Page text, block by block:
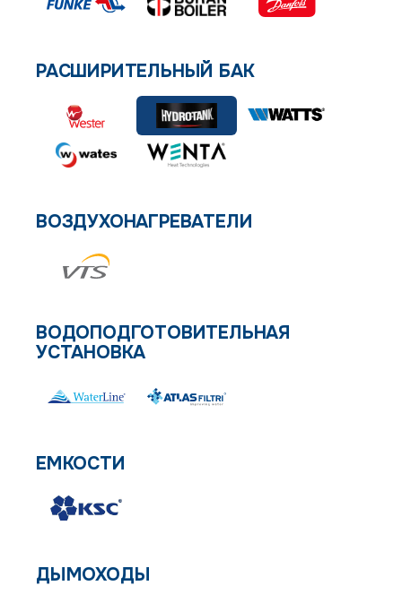
РАСШИРИТЕЛЬНЫЙ БАК
ВОЗДУХОНАГРЕВАТЕЛИ
ВОДОПОДГОТОВИТЕЛЬНАЯ
УСТАНОВКА
ЕМКОСТИ
ДЫМОХОДЫ